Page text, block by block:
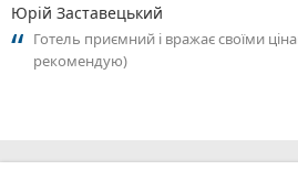
Юрій Заставецький
Готель приємний і вражає своїми
рекомендую)